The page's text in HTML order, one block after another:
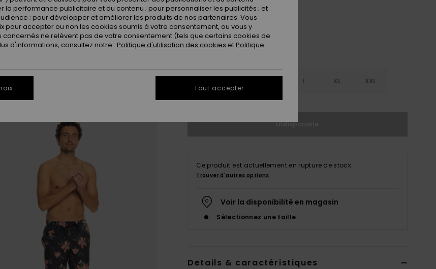
L XL XXL
Indisponible
Ce produit est actuellement en rupture de stock.
Trouver d'autres options
Voir la disponibilité en magasin
Sélectionnez une taille
Details & caractéristiques
la performance publicitaire et du contenu ; pour personnaliser les publicités ; et
; pour développer et améliorer les produits de nos partenaires. Vous
pour accepter ou non les cookies soumis à votre consentement, ou vous y
ne relèvent pas de votre consentement (tels que certains cookies de
d'informations, consultez notre : Politique d'utilisation des cookies etPolitique
Tout accepter